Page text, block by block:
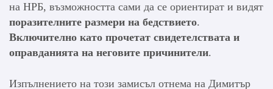
на НРБ, възможността сами да се ориентират и видят
поразителните размери на бедствието.
Включително като прочетат свидетелствата и
оправданията на неговите причинители.
Изпълнението на този замисъл отнема на Димитър